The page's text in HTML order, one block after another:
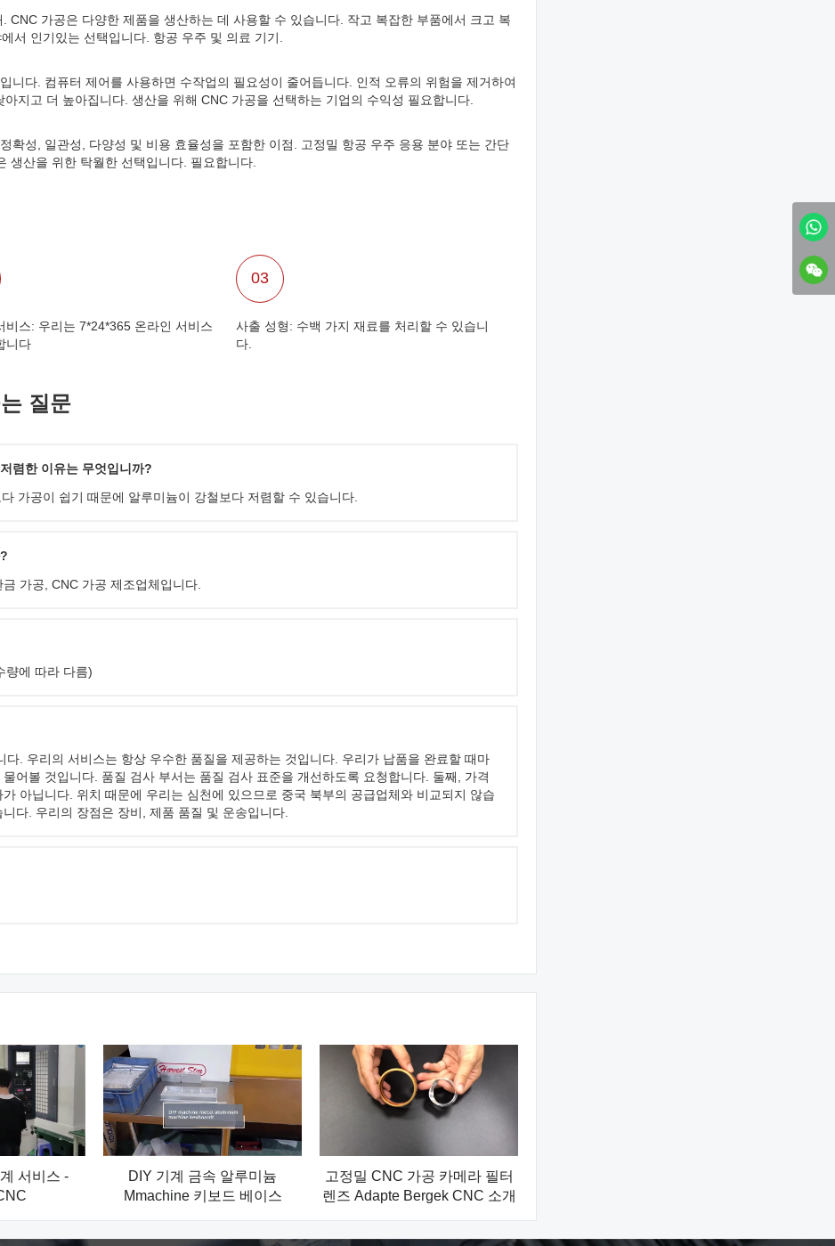
CNC 가공은 다양한 제품을 생산하는 데 사용할 수 있습니다. 작고 복잡한 부품에서 크고 복
서 인기있는 선택입니다. 항공 우주 및 의료 기기.
니다. 컴퓨터 제어를 사용하면 수작업의 필요성이 줄어듭니다. 인적 오류의 위험을 제거하여
지고 더 높아집니다. 생산을 위해 CNC 가공을 선택하는 기업의 수익성 필요합니다.
확성, 일관성, 다양성 및 비용 효율성을 포함한 이점. 고정밀 항공 우주 응용 분야 또는 간단
생산을 위한 탁월한 선택입니다. 필요합니다.
비스: 우리는 7*24*365 온라인 서비스
니다
03
사출 성형: 수백 가지 재료를 처리할 수 있습니
다.
질문
렴한 이유는 무엇입니까?
가공이 쉽기 때문에 알루미늄이 강철보다 저렴할 수 있습니다.
가공, CNC 가공 제조업체입니다.
량에 따라 다름)
. 우리의 서비스는 항상 우수한 품질을 제공하는 것입니다. 우리가 납품을 완료할 때마
어볼 것입니다. 품질 검사 부서는 품질 검사 표준을 개선하도록 요청합니다. 둘째, 가격
아닙니다. 위치 때문에 우리는 심천에 있으므로 중국 북부의 공급업체와 비교되지 않습
다. 우리의 장점은 장비, 제품 품질 및 운송입니다.
서비스 -
DIY 기계 금속 알루미늄
Mmachine 키보드 베이스
고정밀 CNC 가공 카메라 필터
렌즈 Adapte Bergek CNC 소개